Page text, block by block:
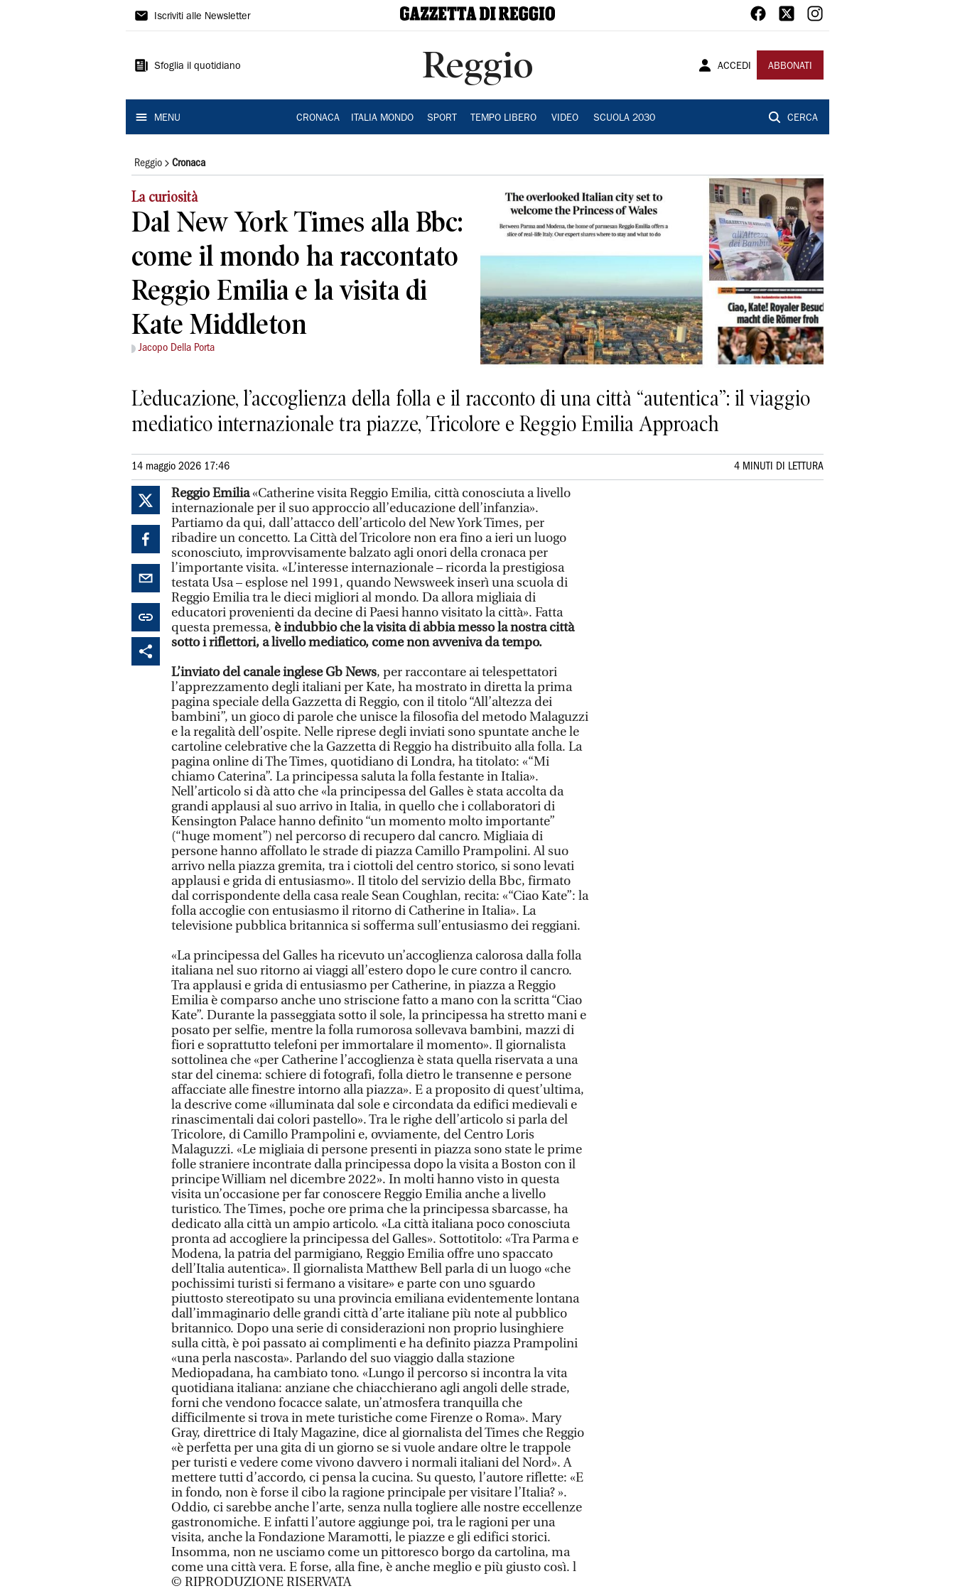
Gazzetta
Reggio
Iscriviti alle Newsletter
Sfoglia il quotidiano Reggio ACCEDI ABBONATI
MENU CRONACA ITALIA MONDO SPORT TEMPO LIBERO VIDEO SCUOLA 2030 CERCA
Reggio Cronaca
La curiosità
Dal New York Times alla Bbc:
come il mondo ha raccontato
Reggio Emilia e la visita di
Kate Middleton
Jacopo Della Porta
L’educazione, l’accoglienza della folla e il racconto di una città “autentica”: il viaggio
mediatico internazionale tra piazze, Tricolore e Reggio Emilia Approach
14 maggio 2026 17:46 4 MINUTI DI LETTURA
Reggio Emilia«Catherine visita Reggio Emilia, città conosciuta a livello
internazionale per il suo approccio all’educazione dell’infanzia».
Partiamo da qui, dall’attacco dell’articolo del New York Times, per
ribadire un concetto. La Città del Tricolore non era fino a ieri un luogo
sconosciuto, improvvisamente balzato agli onori della cronaca per
l’importante visita. «L’interesse internazionale – ricorda la prestigiosa
testata Usa – esplose nel 1991, quando Newsweek inserì una scuola di
Reggio Emilia tra le dieci migliori al mondo. Da allora migliaia di
educatori provenienti da decine di Paesi hanno visitato la città». Fatta
questa premessa, è indubbio che la visita di abbia messo la nostra città
sotto i riflettori, a livello mediatico, come non avveniva da tempo.
L’inviato del canale inglese Gb News, per raccontare ai telespettatori
l’apprezzamento degli italiani per Kate, ha mostrato in diretta la prima
pagina speciale della Gazzetta di Reggio, con il titolo “All’altezza dei
bambini”, un gioco di parole che unisce la filosofia del metodo Malaguzzi
e la regalità dell’ospite. Nelle riprese degli inviati sono spuntate anche le
cartoline celebrative che la Gazzetta di Reggio ha distribuito alla folla. La
pagina online di The Times, quotidiano di Londra, ha titolato: «“Mi
chiamo Caterina”. La principessa saluta la folla festante in Italia».
Nell’articolo si dà atto che «la principessa del Galles è stata accolta da
grandi applausi al suo arrivo in Italia, in quello che i collaboratori di
Kensington Palace hanno definito “un momento molto importante”
(“huge moment”) nel percorso di recupero dal cancro. Migliaia di
persone hanno affollato le strade di piazza Camillo Prampolini. Al suo
arrivo nella piazza gremita, tra i ciottoli del centro storico, si sono levati
applausi e grida di entusiasmo». Il titolo del servizio della Bbc, firmato
dal corrispondente della casa reale Sean Coughlan, recita: «“Ciao Kate”: la
folla accoglie con entusiasmo il ritorno di Catherine in Italia». La
televisione pubblica britannica si sofferma sull’entusiasmo dei reggiani.
«La principessa del Galles ha ricevuto un’accoglienza calorosa dalla folla
italiana nel suo ritorno ai viaggi all’estero dopo le cure contro il cancro.
Tra applausi e grida di entusiasmo per Catherine, in piazza a Reggio
Emilia è comparso anche uno striscione fatto a mano con la scritta “Ciao
Kate”. Durante la passeggiata sotto il sole, la principessa ha stretto mani e
posato per selfie, mentre la folla rumorosa sollevava bambini, mazzi di
fiori e soprattutto telefoni per immortalare il momento». Il giornalista
sottolinea che «per Catherine l’accoglienza è stata quella riservata a una
star del cinema: schiere di fotografi, folla dietro le transenne e persone
affacciate alle finestre intorno alla piazza». E a proposito di quest’ultima,
la descrive come «illuminata dal sole e circondata da edifici medievali e
rinascimentali dai colori pastello». Tra le righe dell’articolo si parla del
Tricolore, di Camillo Prampolini e, ovviamente, del Centro Loris
Malaguzzi. «Le migliaia di persone presenti in piazza sono state le prime
folle straniere incontrate dalla principessa dopo la visita a Boston con il
principe William nel dicembre 2022». In molti hanno visto in questa
visita un’occasione per far conoscere Reggio Emilia anche a livello
turistico. The Times, poche ore prima che la principessa sbarcasse, ha
dedicato alla città un ampio articolo. «La città italiana poco conosciuta
pronta ad accogliere la principessa del Galles». Sottotitolo: «Tra Parma e
Modena, la patria del parmigiano, Reggio Emilia offre uno spaccato
dell’Italia autentica». Il giornalista Matthew Bell parla di un luogo «che
pochissimi turisti si fermano a visitare» e parte con uno sguardo
piuttosto stereotipato su una provincia emiliana evidentemente lontana
dall’immaginario delle grandi città d’arte italiane più note al pubblico
britannico. Dopo una serie di considerazioni non proprio lusinghiere
sulla città, è poi passato ai complimenti e ha definito piazza Prampolini
«una perla nascosta». Parlando del suo viaggio dalla stazione
Mediopadana, ha cambiato tono. «Lungo il percorso si incontra la vita
quotidiana italiana: anziane che chiacchierano agli angoli delle strade,
forni che vendono focacce salate, un’atmosfera tranquilla che
difficilmente si trova in mete turistiche come Firenze o Roma». Mary
Gray, direttrice di Italy Magazine, dice al giornalista del Times che Reggio
«è perfetta per una gita di un giorno se si vuole andare oltre le trappole
per turisti e vedere come vivono davvero i normali italiani del Nord». A
mettere tutti d’accordo, ci pensa la cucina. Su questo, l’autore riflette: «E
in fondo, non è forse il cibo la ragione principale per visitare l’Italia? ».
Oddio, ci sarebbe anche l’arte, senza nulla togliere alle nostre eccellenze
gastronomiche. E infatti l’autore aggiunge poi, tra le ragioni per una
visita, anche la Fondazione Maramotti, le piazze e gli edifici storici.
Insomma, non ne usciamo come un pittoresco borgo da cartolina, ma
come una città vera. E forse, alla fine, è anche meglio e più giusto così. l
© RIPRODUZIONE RISERVATA